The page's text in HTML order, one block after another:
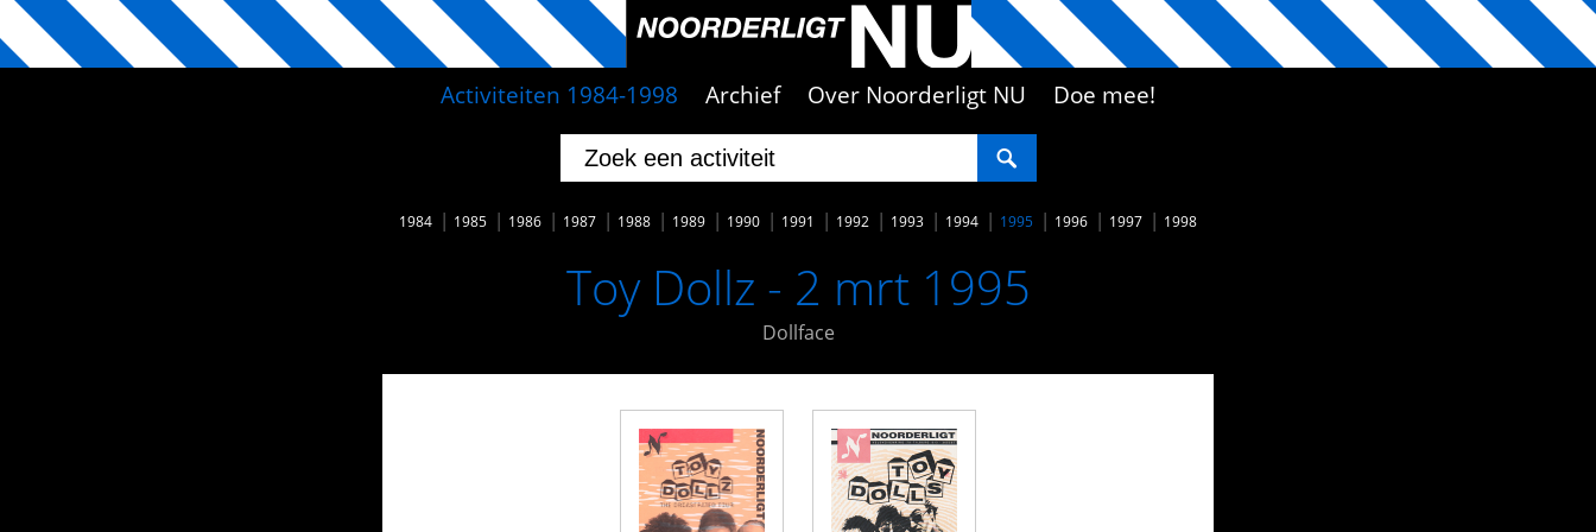
Activiteiten 1984-1998 Archief Over Noorderligt NU Doe mee!
1984 1985 1986 1987 1988 1989 1990 1991 1992 1993 1994 1995 1996 1997 1998
Toy Dollz - 2 mrt 1995
Dollface